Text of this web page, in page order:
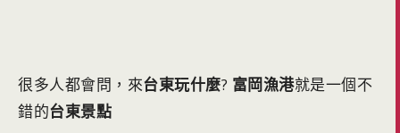
很多人都會問，來台東玩什麼? 富岡漁港就是一個不
錯的台東景點